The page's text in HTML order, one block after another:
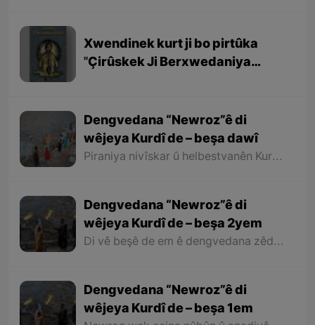
Xwendinek kurt ji bo pirtûka
''Çirûskek Ji Berxwedaniya
Dengvedana “Newroz”ê di
wêjeya Kurdî de – beşa dawî
Piraniya nivîskar û helbestvanên Kurd di helbest û deqên xwe de behsa Newrozê kirine ku ji ber nebûna derfetê em ê tenê îşareyê bi çend mînak ji helbestên wan bikin. Di dawiyê de ez dixwazim bibêjim ku helbestvanên wek “Muxlîs, Ewnî, Hejar, Zarî, Elî Heseniyanî, Jîla Huseynî, Mihemed Salih Dîlan, Esîrî, Nasir Axabira, Celal Melekşa, Şêrko Bêkes û Ebdulah Paşêw” û hwd, di çend helbestên xwe de behsa Newrozê kirine û bal kişandine ser Kurdistanîbûna Newrozê.
Dengvedana “Newroz”ê di
wêjeya Kurdî de – beşa 2yem
Di vê beşê de em ê dengvedana zêdetir a Newrozê di helbest û deqên Kurdî de rabixine ber çavan. Herwisa pêwîst e em îşare bi wê yekê jî bikin ku tevî wê ku em di vê gotarê de dengvedana “Newroz”ê di edebiyata Kurdî de dibînin, em ê hin nivîskar û helbestvanên xwe binêrin ku mixabin navê hin ji wan hatiye jibîrkirin.
Dengvedana “Newroz”ê di
wêjeya Kurdî de – beşa 1em